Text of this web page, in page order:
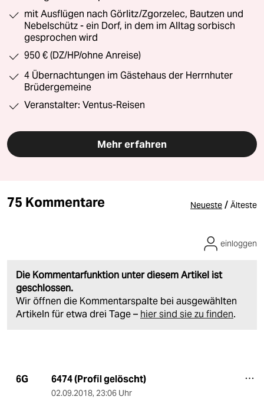
mit Ausflügen nach Görlitz/Zgorzelec, Bautzen und
Nebelschütz - ein Dorf, in dem im Alltag sorbisch
gesprochen wird
950 € (DZ/HP/ohne Anreise)
4 Übernachtungen im Gästehaus der Herrnhuter
Brüdergemeine
Veranstalter: Ventus-Reisen
Mehr erfahren
75 Kommentare Neueste / Älteste
Die Kommentarfunktion unter diesem Artikel ist
geschlossen.
Wir öffnen die Kommentarspalte bei ausgewählten
Artikeln für etwa drei Tage – hier sind sie zu finden.
einloggen
6G 6474 (Profil gelöscht)
02.09.2018, 23:06 Uhr